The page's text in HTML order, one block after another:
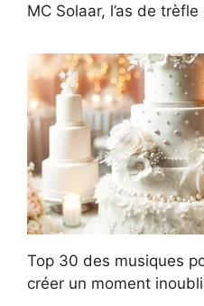
MC Solaar, l’as de
Top 30 des musiques
créer un moment